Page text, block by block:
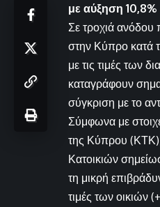
με αύξηση 10,8%
Σε τροχιά ανόδου
στην Κύπρο κατά
με τις τιμές των
καταγράφουν
σύγκριση με το
Σύμφωνα με
της Κύπρου (ΚΤΚ),
Κατοικιών
τη μικρή
τιμές των οικιών